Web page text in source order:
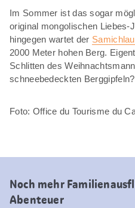
Im Sommer ist das sogar
original mongolischen Liebes-
hingegen wartet der
2000 Meter hohen Berg.
Schlitten des
schneebedeckten Berggipfeln?
Foto: Office du Tourisme du
Noch mehr
Abenteuer